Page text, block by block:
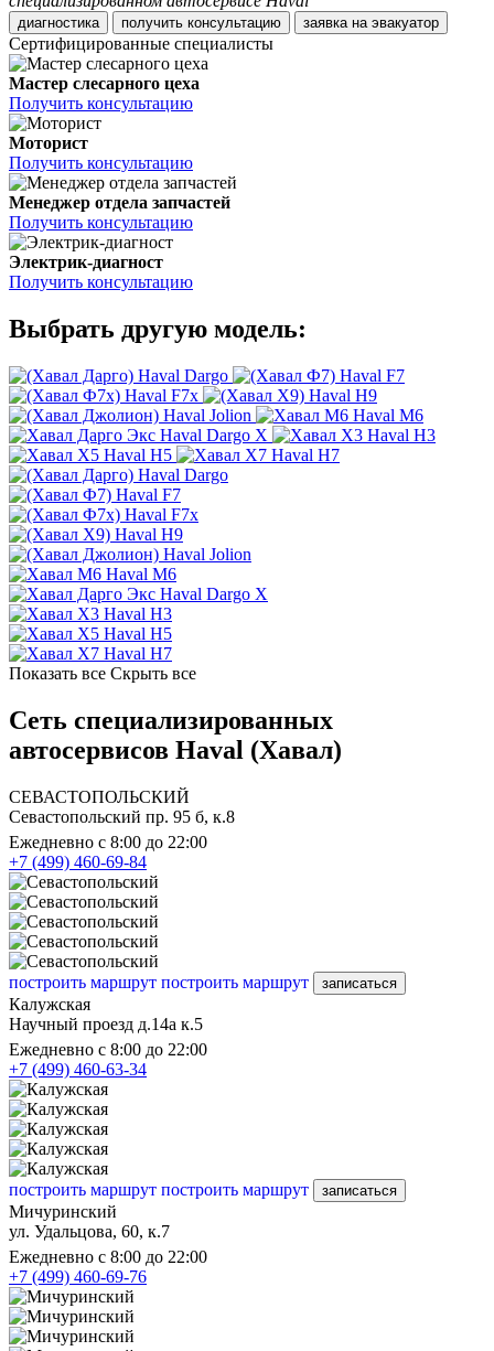
диагностика получить консультацию заявка на эвакуатор
Сертифицированные специалисты
Мастер слесарного цеха
Получить консультацию
Моторист
Получить консультацию
Менеджер отдела запчастей
Получить консультацию
Электрик-диагност
Получить консультацию
Выбрать другую модель:
Haval Dargo
Haval F7
Haval F7x
Haval H9
Haval Jolion
Haval M6
Haval Dargo X
Haval H3
Haval H5
Haval H7
Haval Dargo
Haval F7
Haval F7x
Haval H9
Haval Jolion
Haval M6
Haval Dargo X
Haval H3
Haval H5
Haval H7
Показать все Скрыть все
Сеть специализированных
автосервисов Haval (Хавал)
СЕВАСТОПОЛЬСКИЙ
Севастопольский пр. 95 б, к.8
Ежедневно с 8:00 до 22:00
+7 (499) 460-69-84
построить маршрут построить маршрут записаться
Калужская
Научный проезд д.14а к.5
Ежедневно с 8:00 до 22:00
+7 (499) 460-63-34
построить маршрут построить маршрут записаться
Мичуринский
ул. Удальцова, 60, к.7
Ежедневно с 8:00 до 22:00
+7 (499) 460-69-76